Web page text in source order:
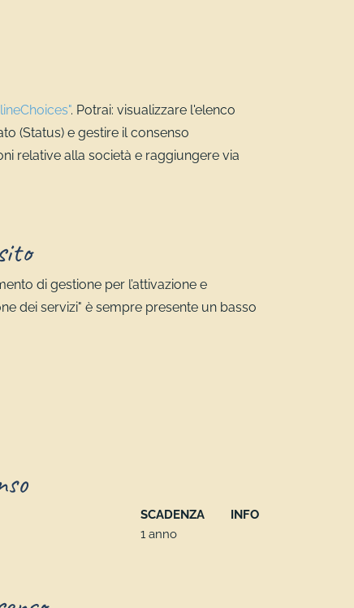
. Potrai: visualizzare l'elenco
(Status) e gestire il consenso
relative alla società e raggiungere via
di gestione per l’attivazione e
dei servizi" è sempre presente un basso
SCADENZA
INFO
1 anno